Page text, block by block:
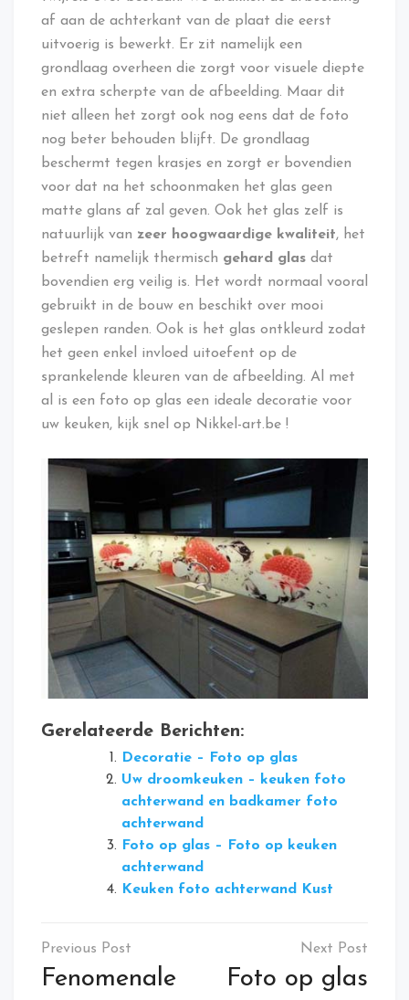
af aan de achterkant van de plaat die eerst
uitvoerig is bewerkt. Er zit namelijk een
grondlaag overheen die zorgt voor visuele diepte
en extra scherpte van de afbeelding. Maar dit
niet alleen het zorgt ook nog eens dat de foto
nog beter behouden blijft. De grondlaag
beschermt tegen krasjes en zorgt er bovendien
voor dat na het schoonmaken het glas geen
matte glans af zal geven. Ook het glas zelf is
natuurlijk van zeer hoogwaardige kwaliteit, het
betreft namelijk thermisch gehard glas dat
bovendien erg veilig is. Het wordt normaal vooral
gebruikt in de bouw en beschikt over mooi
geslepen randen. Ook is het glas ontkleurd zodat
het geen enkel invloed uitoefent op de
sprankelende kleuren van de afbeelding. Al met
al is een foto op glas een ideale decoratie voor
uw keuken, kijk snel op Nikkel-art.be !
Gerelateerde Berichten:
Decoratie – Foto op glas
Uw droomkeuken – keuken foto
achterwand en badkamer foto
achterwand
Foto op glas – Foto op keuken
achterwand
Keuken foto achterwand Kust
Bericht
navigatie
Fenomenale
Foto op glas